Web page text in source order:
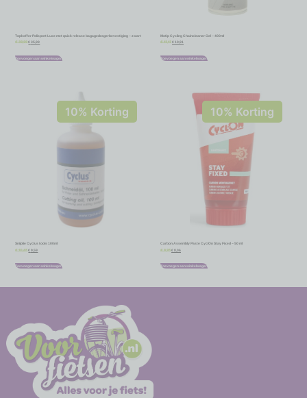
Topkoffer Polisport Luxe met quick release bagagedragerbevestiging – zwart
€39,99 €35,99
Toevoegen aan winkelwagen
Motip Cycling Chaincleaner Gel – 400ml
12,12 €10,91
Toevoegen aan winkelwagen
10% Korting
Snijolie Cyclus tools 100ml
€ 10,65 € 9,59
Toevoegen aan winkelwagen
10% Korting
Carbon Assembly Paste CyclOn Stay Fixed – 50 ml
€ € 8,06
Toevoegen aan winkelwagen